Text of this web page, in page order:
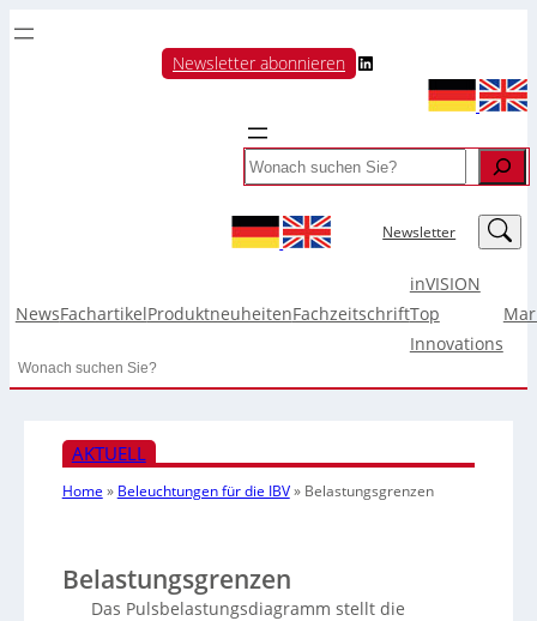
Newsletter abonnieren LinkedIn
Search
Newsletter LinkedIn
NewsFachartikelProduktneuheitenFachzeitschrift
inVISION
Top
Innovations
Search
AKTUELL
Home » Beleuchtungen für die IBV» Belastungsgrenzen
Belastungsgrenzen
Das Pulsbelastungsdiagramm stellt die